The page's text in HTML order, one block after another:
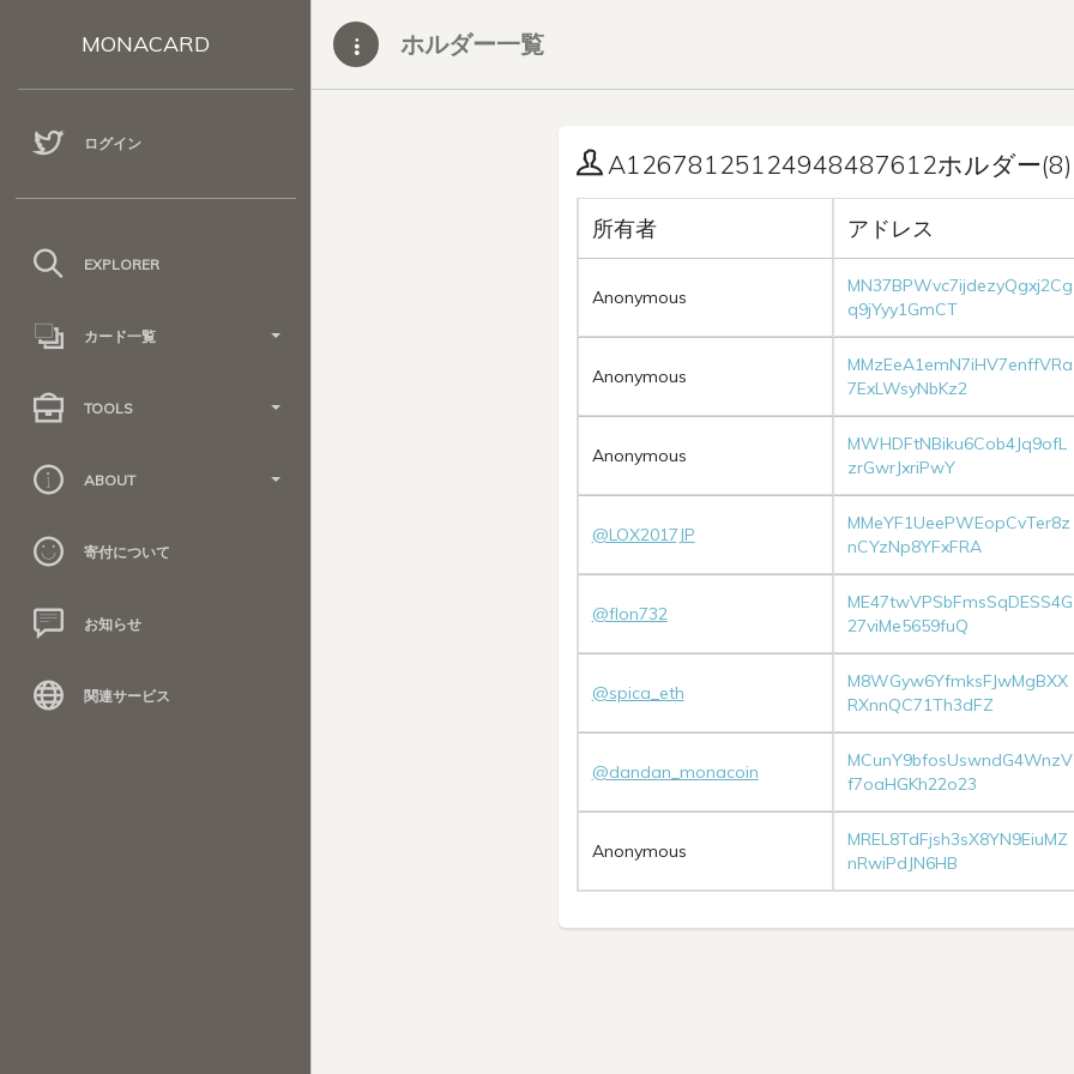
MONACARD
ログイン
EXPLORER
カード一覧
TOOLS
ABOUT
寄付について
お知らせ
関連サービス
ホルダー一覧
A12678125124948487612ホルダー(8)
所有者 アドレス
Anonymous
MN37BPWvc7ijdezyQgxj2Cg
q9jYyy1GmCT
Anonymous
MMzEeA1emN7iHV7enffVRa
7ExLWsyNbKz2
Anonymous
MWHDFtNBiku6Cob4Jq9ofL
zrGwrJxriPwY
@LOX2017JP
MMeYF1UeePWEopCvTer8z
nCYzNp8YFxFRA
@flon732
ME47twVPSbFmsSqDESS4G
27viMe5659fuQ
@spica_eth
M8WGyw6YfmksFJwMgBXX
RXnnQC71Th3dFZ
@dandan_monacoin
MCunY9bfosUswndG4WnzV
f7oaHGKh22o23
Anonymous
MREL8TdFjsh3sX8YN9EiuMZ
nRwiPdJN6HB